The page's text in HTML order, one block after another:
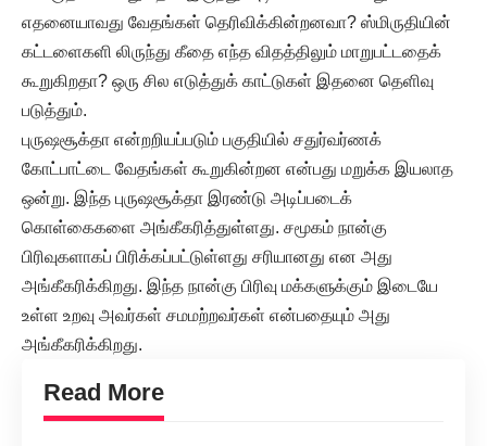
எதனையாவது வேதங்கள் தெரிவிக்கின்றனவா? ஸ்மிருதியின்
கட்டளைகளி லிருந்து கீதை எந்த விதத்திலும் மாறுபட்டதைக்
கூறுகிறதா? ஒரு சில எடுத்துக் காட்டுகள் இதனை தெளிவு
படுத்தும்.
புருஷசூக்தா என்றறியப்படும் பகுதியில் சதுர்வர்ணக்
கோட்பாட்டை வேதங்கள் கூறுகின்றன என்பது மறுக்க இயலாத
ஒன்று. இந்த புருஷசூக்தா இரண்டு அடிப்படைக்
கொள்கைகளை அங்கீகரித்துள்ளது. சமூகம் நான்கு
பிரிவுகளாகப் பிரிக்கப்பட்டுள்ளது சரியானது என அது
அங்கீகரிக்கிறது. இந்த நான்கு பிரிவு மக்களுக்கும் இடையே
உள்ள உறவு அவர்கள் சமமற்றவர்கள் என்பதையும் அது
அங்கீகரிக்கிறது.
Read More